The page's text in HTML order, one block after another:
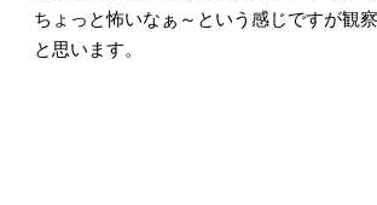
ちょっと怖いなぁ～という感じですが観
と思います。